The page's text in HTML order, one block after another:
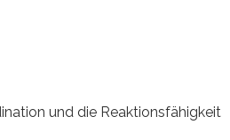
und die Reaktionsfähigkeit